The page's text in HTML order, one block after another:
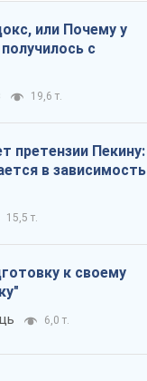
или Почему у
с
19,6 т.
претензии Пекину:
в зависимость
15,5 т.
к своему
6,0 т.